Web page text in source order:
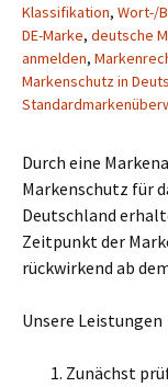
Klassifikation, Wort-/
DE-Marke, deutsche
anmelden,
Markenschutz in
Durch eine
Markenschutz für
Deutschland
Zeitpunkt der
rückwirkend ab
Unsere Leistungen
Zunächst